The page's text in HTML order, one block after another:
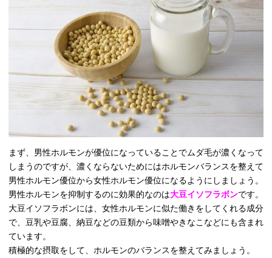
まず、男性ホルモンが優位になっていることでムダ毛が濃くなって
しまうのですが、濃くならないためにはホルモンバランスを整えて
男性ホルモン優位から女性ホルモン優位になるようにしましょう。
男性ホルモンを抑制するのに効果的なのは大豆イソフラボンです。
大豆イソフラボンには、女性ホルモンに似た働きをしてくれる成分
で、豆乳や豆腐、納豆などの豆類から味噌やきなこなどにも含まれ
ています。
積極的な摂取をして、ホルモンのバランスを整えてみましょう。